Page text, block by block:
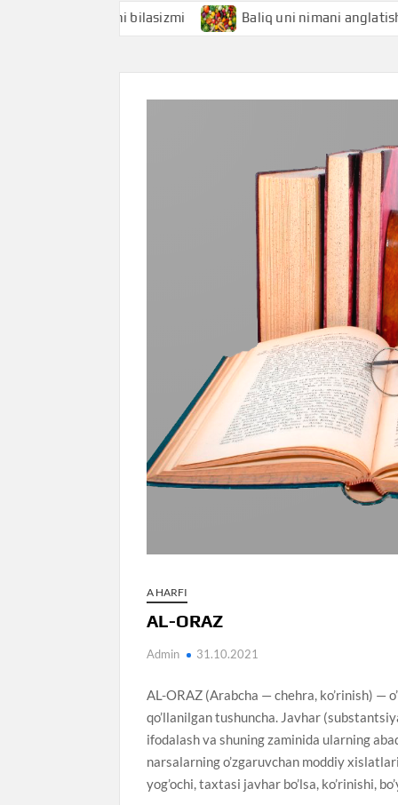
bilasizmi Baliq uni nimani anglatishini
A HARFI
AL-ORAZ
Admin 31.10.2021
AL-ORAZ (Arabcha — chehra, ko’rinish) —
qo’llanilgan tushuncha. Javhar
ifodalash va shuning zaminida ularning
narsalarning o’zgaruvchan moddiy
yog’ochi, taxtasi javhar bo’lsa, ko’rinishi,